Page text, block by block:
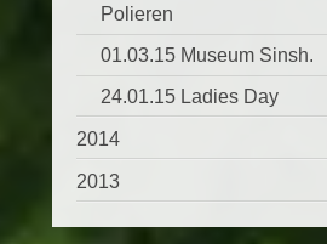
Polieren
01.03.15 Museum Sinsh.
24.01.15 Ladies Day
2014
2013